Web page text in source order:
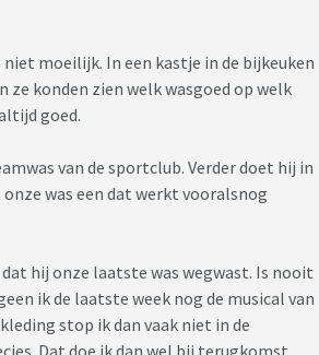
moeilijk. In een kastje in de bijkeuken
konden zien welk wasgoed op welk
goed.
van de sportclub. Verder doet hij in
was een dat werkt vooralsnog
hij onze laatste was wegwast. Is nooit
ik de laatste week nog de musical van
stop ik dan vaak niet in de
Dat doe ik dan wel bij terugkomst.